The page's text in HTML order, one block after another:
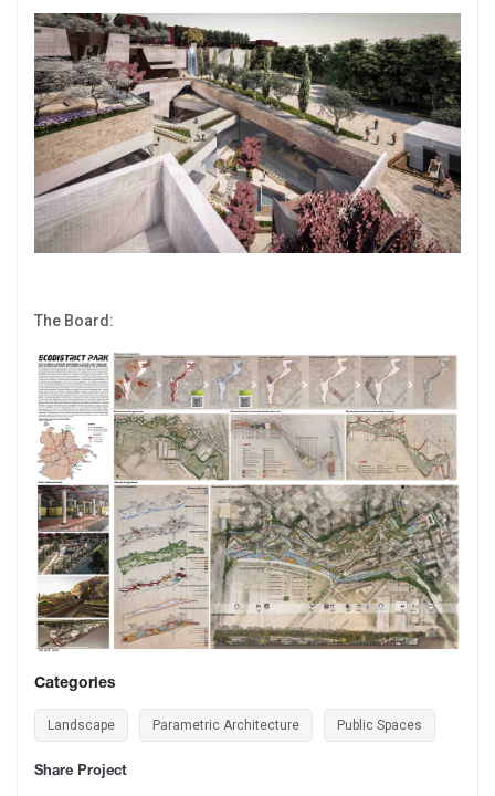
The Board:
Categories
Landscape Parametric Architecture Public Spaces
Share Project